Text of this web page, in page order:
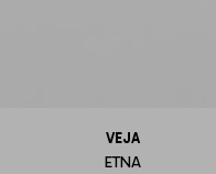
VEJA
ETNA